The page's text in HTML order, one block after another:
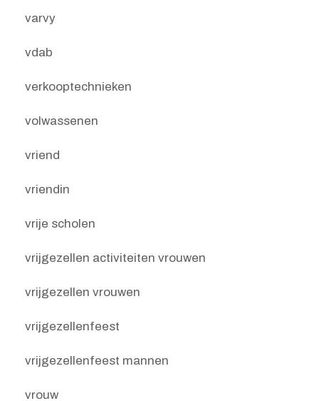
varvy
vdab
verkooptechnieken
volwassenen
vriend
vriendin
vrije scholen
vrijgezellen activiteiten vrouwen
vrijgezellen vrouwen
vrijgezellenfeest
vrijgezellenfeest mannen
vrouw